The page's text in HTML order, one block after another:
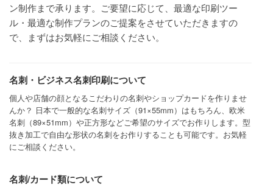
ン制作まで承ります。ご要望に応じて、最適な印刷ツー
ル・最適な制作プランのご提案をさせていただきますの
で、まずはお気軽にご相談ください。
名刺・ビジネス名刺印刷について
個人や店舗の顔となるこだわりの名刺やショップカードを作りませ
んか？ 日本で一般的な名刺サイズ（91×55mm）はもちろん、欧米
名刺（89×51mm）や正方形などご希望のサイズでお作りします。型
抜き加工で自由な形状の名刺をお作りすることも可能です。お気軽
にご相談ください。
名刺/カード類について